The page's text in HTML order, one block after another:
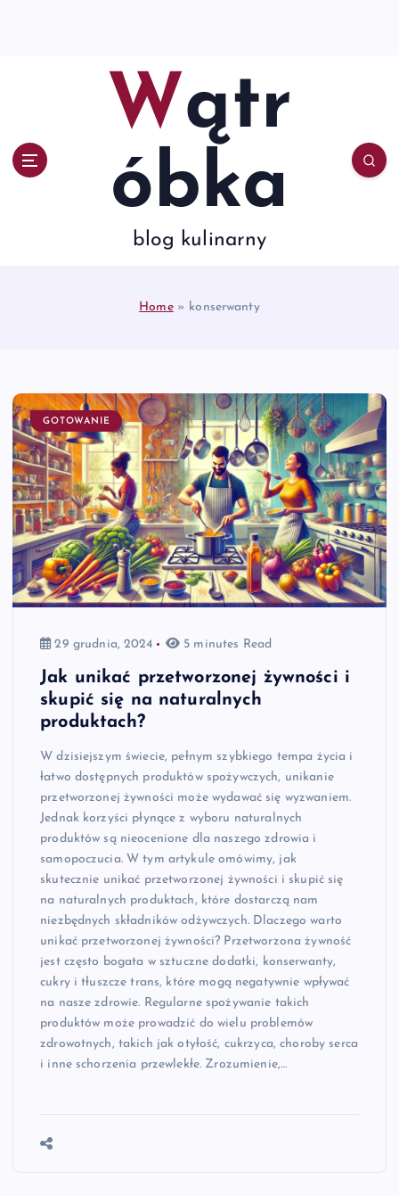
Wątr
óbka
blog kulinarny
Home» konserwanty
GOTOWANIE
29 grudnia, 2024 5 minutes Read
Jak unikać przetworzonej żywności i
skupić się na naturalnych
produktach?
W dzisiejszym świecie, pełnym szybkiego tempa życia i
łatwo dostępnych produktów spożywczych, unikanie
przetworzonej żywności może wydawać się wyzwaniem.
Jednak korzyści płynące z wyboru naturalnych
produktów są nieocenione dla naszego zdrowia i
samopoczucia. W tym artykule omówimy, jak
skutecznie unikać przetworzonej żywności i skupić się
na naturalnych produktach, które dostarczą nam
niezbędnych składników odżywczych. Dlaczego warto
unikać przetworzonej żywności? Przetworzona żywność
jest często bogata w sztuczne dodatki, konserwanty,
cukry i tłuszcze trans, które mogą negatywnie wpływać
na nasze zdrowie. Regularne spożywanie takich
produktów może prowadzić do wielu problemów
zdrowotnych, takich jak otyłość, cukrzyca, choroby serca
i inne schorzenia przewlekłe. Zrozumienie,…